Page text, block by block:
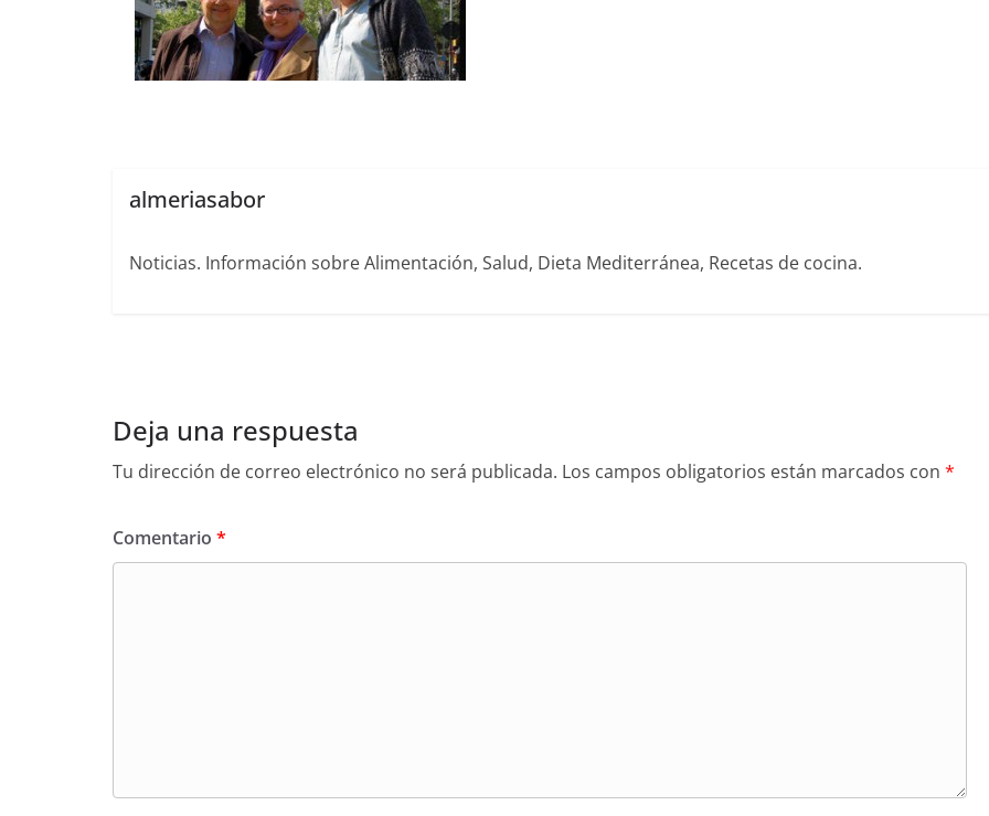
almeriasabor
Noticias. Información sobre Alimentación, Salud, Dieta Mediterránea, Recetas de cocina.
Deja una respuesta
Tu dirección de correo electrónico no será publicada. Los campos obligatorios están marcados con *
Comentario *